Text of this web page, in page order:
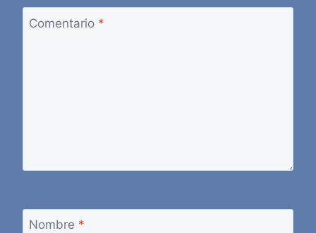
Comentario *
Nombre *